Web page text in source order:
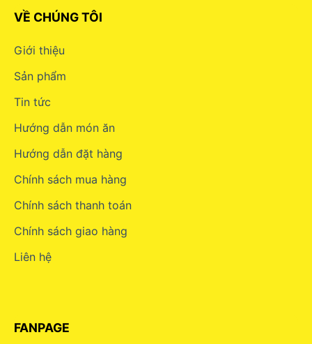
VỀ CHÚNG TÔI
Giới thiệu
Sản phẩm
Tin tức
Hướng dẫn món ăn
Hướng dẫn đặt hàng
Chính sách mua hàng
Chính sách thanh toán
Chính sách giao hàng
Liên hệ
FANPAGE